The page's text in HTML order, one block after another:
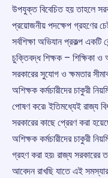
উপযুক্ত বিবেচিত হয় তাহলে
প্রয়োজনীয় পদক্ষেপ গ্রহণের
সর্বশিক্ষা অভিযান প্রকল্প একটি
চুক্তিবদ্ধ শিক্ষক – শিক্ষিকা ও
সরকারের সুযোগ ও ক্ষমতার
অশিক্ষক কর্মচারীদের চাকুরী
পোষণ করে৷ ইতিমধ্যেই রাজ্য
সরকারের কাছে প্রেরণ করা
অশিক্ষক কর্মচারীদের চাকুরী
গ্রহণ করা হয়৷ রাজ্য সরকারের
আবেদন রাখছি যাতে এই